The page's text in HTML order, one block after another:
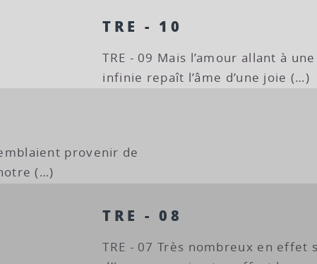
TRE - 10
TRE - 09 Mais l’amour allant à
infinie repaît l’âme d’une joie (…)
provenir de
(…)
TRE - 08
TRE - 07 Très nombreux en effet